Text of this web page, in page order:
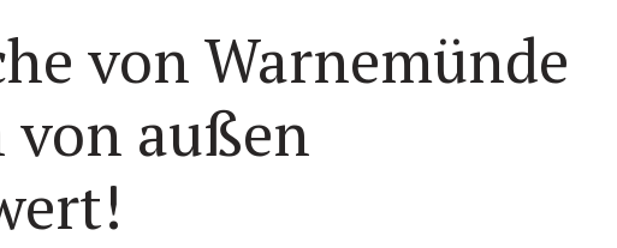
von Warnemünde
von außen